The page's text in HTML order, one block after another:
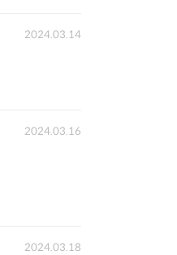
2024.03.14
2024.03.16
2024.03.18